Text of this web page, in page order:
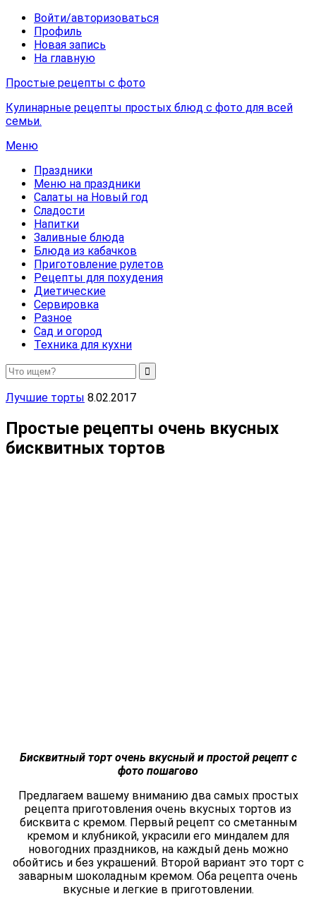
Войти/авторизоваться
Профиль
Новая запись
На главную
Простые рецепты с фото
Кулинарные рецепты простых блюд с фото для всей
семьи.
Меню
Праздники
Меню на праздники
Салаты на Новый год
Сладости
Напитки
Заливные блюда
Блюда из кабачков
Приготовление рулетов
Рецепты для похудения
Диетические
Сервировка
Разное
Сад и огород
Техника для кухни
Лучшие торты 8.02.2017
Простые рецепты очень вкусных
бисквитных тортов
Бисквитный торт очень вкусный и простой рецепт с
фото пошагово
Предлагаем вашему вниманию два самых простых
рецепта приготовления очень вкусных тортов из
бисквита с кремом. Первый рецепт со сметанным
кремом и клубникой, украсили его миндалем для
новогодних праздников, на каждый день можно
обойтись и без украшений. Второй вариант это торт с
заварным шоколадным кремом. Оба рецепта очень
вкусные и легкие в приготовлении.